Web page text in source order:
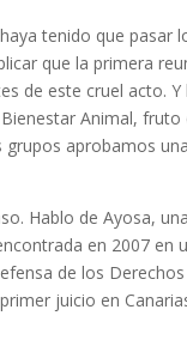
tenido que pasar
que la primera
de este cruel acto.
Animal,
aprobamos
Hablo de Ayosa,
en 2007
de los
juicio en